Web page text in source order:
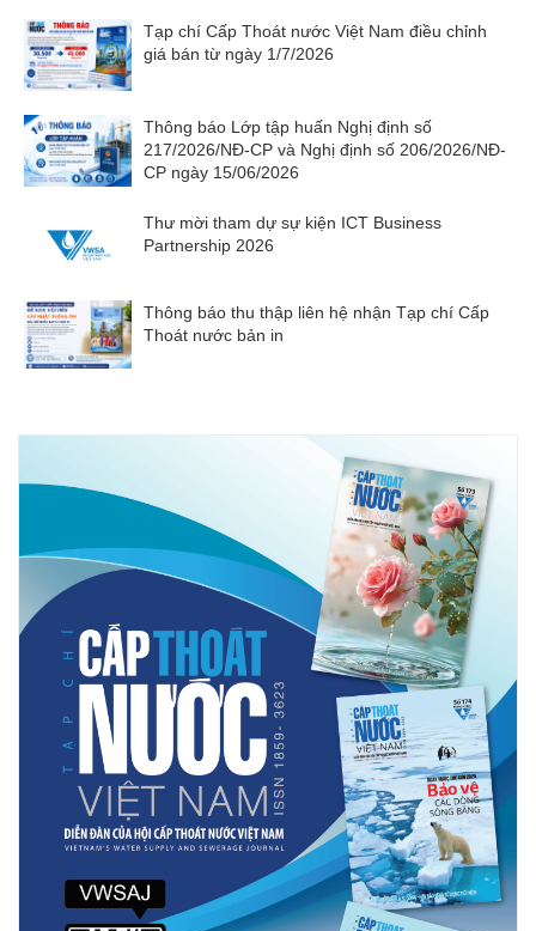
Tạp chí Cấp Thoát nước Việt Nam điều chỉnh
giá bán từ ngày 1/7/2026
Thông báo Lớp tập huấn Nghị định số
217/2026/NĐ-CP và Nghị định số 206/2026/NĐ-
CP ngày 15/06/2026
Thư mời tham dự sự kiện ICT Business
Partnership 2026
Thông báo thu thập liên hệ nhận Tạp chí Cấp
Thoát nước bản in